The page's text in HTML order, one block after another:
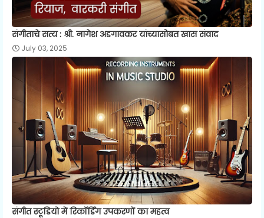
संगीताचे सत्य : श्री. नागेश अडगावकर यांच्यासोबत खास संवाद
July 03, 2025
संगीत स्टूडियो में रिकॉर्डिंग उपकरणों का महत्व